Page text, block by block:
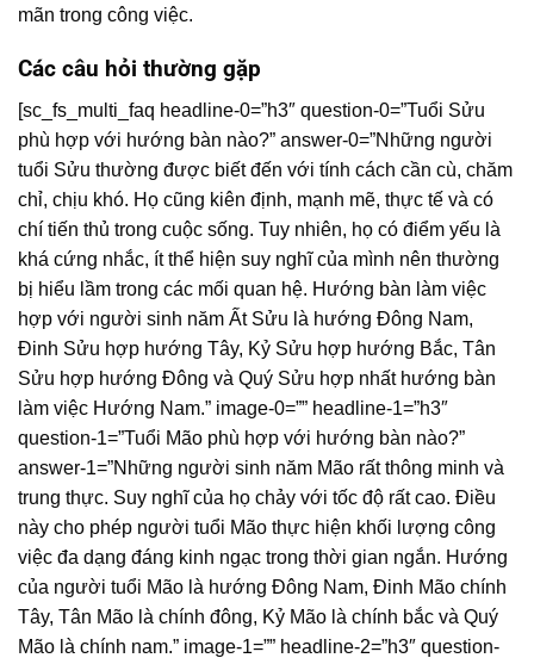
mãn trong công việc.
Các câu hỏi thường gặp
[sc_fs_multi_faq headline-0=”h3″ question-0=”Tuổi Sửu
phù hợp với hướng bàn nào?” answer-0=”Những người
tuổi Sửu thường được biết đến với tính cách cần cù, chăm
chỉ, chịu khó. Họ cũng kiên định, mạnh mẽ, thực tế và có
chí tiến thủ trong cuộc sống. Tuy nhiên, họ có điểm yếu là
khá cứng nhắc, ít thể hiện suy nghĩ của mình nên thường
bị hiểu lầm trong các mối quan hệ. Hướng bàn làm việc
hợp với người sinh năm Ất Sửu là hướng Đông Nam,
Đinh Sửu hợp hướng Tây, Kỷ Sửu hợp hướng Bắc, Tân
Sửu hợp hướng Đông và Quý Sửu hợp nhất hướng bàn
làm việc Hướng Nam.” image-0=”” headline-1=”h3″
question-1=”Tuổi Mão phù hợp với hướng bàn nào?”
answer-1=”Những người sinh năm Mão rất thông minh và
trung thực. Suy nghĩ của họ chảy với tốc độ rất cao. Điều
này cho phép người tuổi Mão thực hiện khối lượng công
việc đa dạng đáng kinh ngạc trong thời gian ngắn. Hướng
của người tuổi Mão là hướng Đông Nam, Đinh Mão chính
Tây, Tân Mão là chính đông, Kỷ Mão là chính bắc và Quý
Mão là chính nam.” image-1=”” headline-2=”h3″ question-